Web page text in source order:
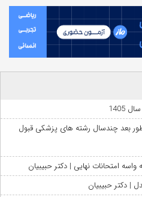
بعد چندسال رشته‌ های پزشکی قبول
امتحانات نهایی | دکتر حبیبیان
| دکتر حبیبیان